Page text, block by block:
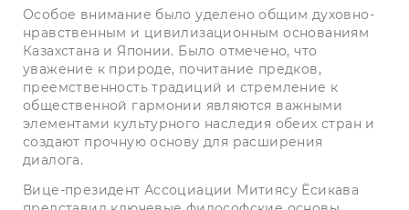
Особое внимание было уделено общим духовно-
нравственным и цивилизационным основаниям
Казахстана и Японии. Было отмечено, что
уважение к природе, почитание предков,
преемственность традиций и стремление к
общественной гармонии являются важными
элементами культурного наследия обеих стран и
создают прочную основу для расширения
диалога.
Вице-президент Ассоциации Митиясу Ёсикава